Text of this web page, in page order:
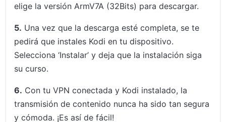
elige la versión ArmV7A (32Bits) para descargar.
5. Una vez que la descarga esté completa, se te
pedirá que instales Kodi en tu dispositivo.
Selecciona ‘Instalar’ y deja que la instalación siga
su curso.
6. Con tu VPN conectada y Kodi instalado, la
transmisión de contenido nunca ha sido tan segura
y cómoda. ¡Es así de fácil!